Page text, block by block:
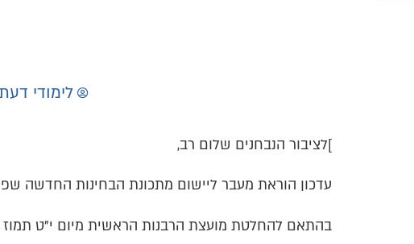
לימודי
]לציבור הנבחנים שלום רב,
עדכון הוראת מעבר ליישום מתכונת הבחינות החדשה